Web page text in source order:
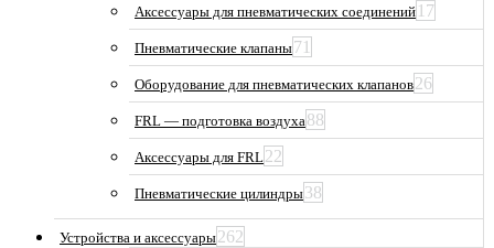
Аксессуары для пневматических соединений 17
Пневматические клапаны71
Оборудование для пневматических клапанов26
FRL — подготовка воздуха88
Аксессуары для FRL22
Пневматические цилиндры38
Устройства и аксессуары262